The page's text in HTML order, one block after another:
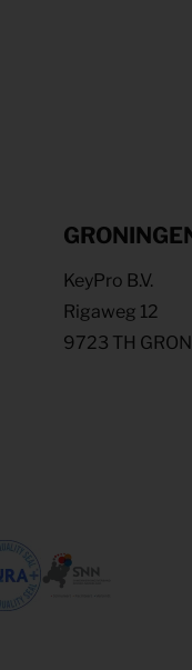
KeyPro B.V.
Rigaweg 12
9723 TH